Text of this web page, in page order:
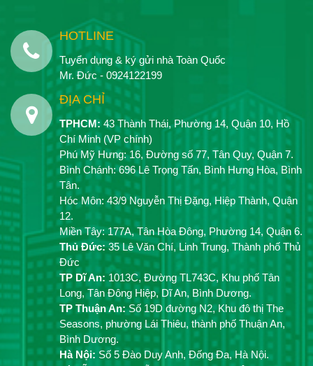
HOTLINE
Tuyển dụng & ký gửi nhà Toàn Quốc
Mr. Đức - 0924122199
ĐỊA CHỈ
TPHCM: 43 Thành Thái, Phường 14, Quận 10, Hồ
Chí Minh (VP chính)
Phú Mỹ Hưng: 16, Đường số 77, Tân Quy, Quận 7.
Bình Chánh: 696 Lê Trọng Tấn, Bình Hưng Hòa, Bình
Tân.
Hóc Môn: 43/9 Nguyễn Thị Đặng, Hiệp Thành, Quận
12.
Miền Tây: 177A, Tân Hòa Đông, Phường 14, Quận 6.
Thủ Đức:35 Lê Văn Chí, Linh Trung, Thành phố Thủ
Đức
TP Dĩ An: 1013C, Đường TL743C, Khu phố Tân
Long, Tân Đông Hiệp, Dĩ An, Bình Dương.
TP Thuận An:Số 19D đường N2, Khu đô thị The
Seasons, phường Lái Thiêu, thành phố Thuận An,
Bình Dương.
Hà Nội: Số 5 Đào Duy Anh, Đống Đa, Hà Nội.